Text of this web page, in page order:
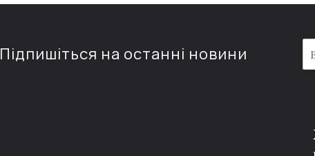
Підпишіться на останні новини
m
a